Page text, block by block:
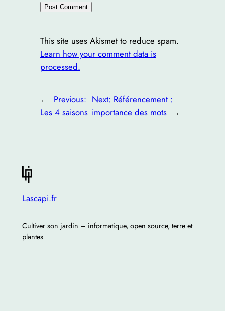
This site uses Akismet to reduce spam.
Learn how your comment data is
processed.
← Previous:
Les 4 saisons
Next: Référencement :
importance des mots →
Lascapi.fr
Cultiver son jardin – informatique, open source, terre et
plantes